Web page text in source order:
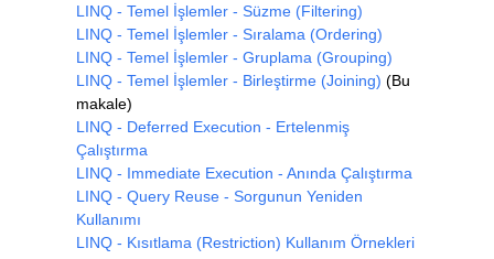
            */
Console.WriteLine("Şehir,
Console
. WriteLine
{
LINQ - Temel İşlemler - Süzme (Filtering)
LINQ - Temel İşlemler - Sıralama (Ordering)
LINQ - Temel İşlemler - Gruplama (Grouping)
LINQ - Temel İşlemler - Birleştirme (Joining) (Bu
makale)
LINQ - Deferred Execution - Ertelenmiş
Çalıştırma
LINQ - Immediate Execution - Anında Çalıştırma
LINQ - Query Reuse - Sorgunun Yeniden
Kullanımı
LINQ - Kısıtlama (Restriction) Kullanım Örnekleri